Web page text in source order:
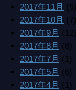
2017年11月 (5)
2017年10月 (7)
2017年9月 (12)
2017年8月 (8)
2017年7月 (1)
2017年5月 (6)
2017年4月 (1)